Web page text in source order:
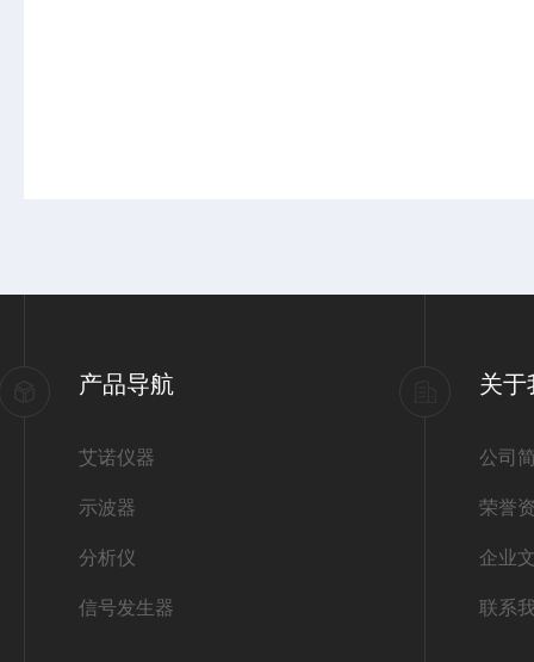
产品导航
艾诺仪器
示波器
分析仪
信号发生器
关于
公司
荣誉
企业
联系